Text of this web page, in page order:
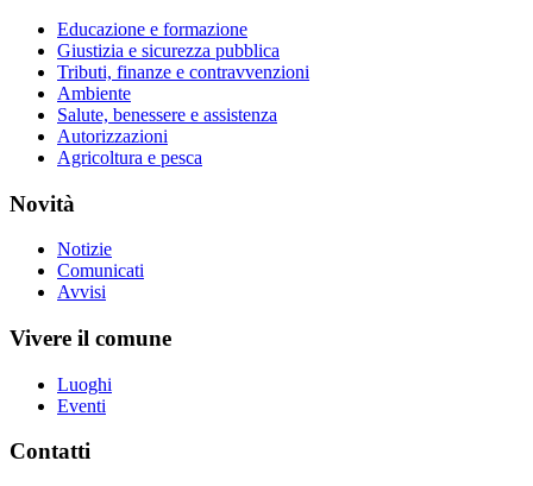
Educazione e formazione
Giustizia e sicurezza pubblica
Tributi, finanze e contravvenzioni
Ambiente
Salute, benessere e assistenza
Autorizzazioni
Agricoltura e pesca
Novità
Notizie
Comunicati
Avvisi
Vivere il comune
Luoghi
Eventi
Contatti